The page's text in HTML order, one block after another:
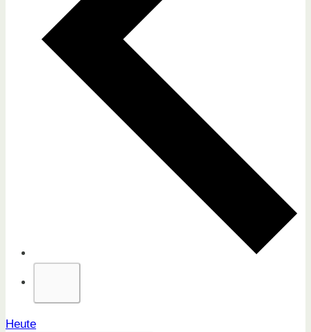
Heute